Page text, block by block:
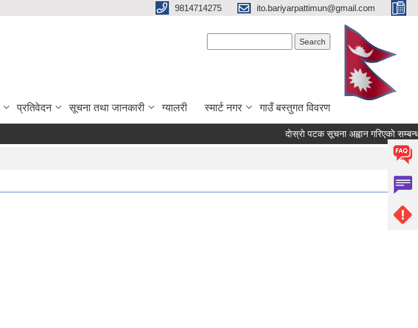
9814714275 ito.bariyarpattimun@gmail.com
प्रतिवेदन सूचना तथा जानकारी ग्यालरी स्मार्ट नगर गाउँ बस्तुगत विवरण
दाेस्राे पटक सूचना अह्वान गरिएकाे सम्बन्धमा